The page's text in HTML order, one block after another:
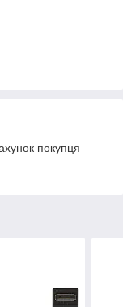
покупця